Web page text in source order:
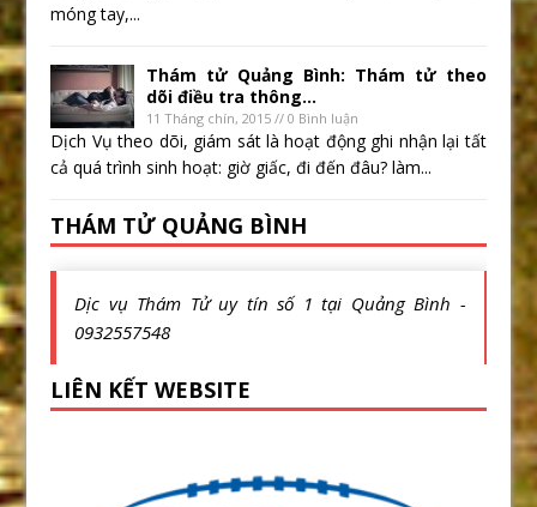
móng tay,...
Thám tử Quảng Bình: Thám tử theo
dõi điều tra thông...
11 Tháng chín, 2015 // 0 Bình luận
Dịch Vụ theo dõi, giám sát là hoạt động ghi nhận lại tất
cả quá trình sinh hoạt: giờ giấc, đi đến đâu? làm...
THÁM TỬ QUẢNG BÌNH
Dịc vụ Thám Tử uy tín số 1 tại Quảng Bình -
0932557548
LIÊN KẾT WEBSITE